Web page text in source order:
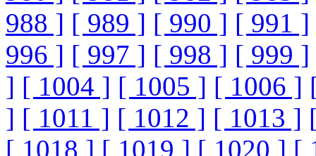
988 ] [ 989 ] [ 990 ] [ 991 ]
996 ] [ 997 ] [ 998 ] [ 999 ]
] [ 1004 ] [ 1005 ] [ 1006 ]
] [ 1011 ] [ 1012 ] [ 1013 ]
[ 1018 ] [ 1019 ] [ 1020 ] [